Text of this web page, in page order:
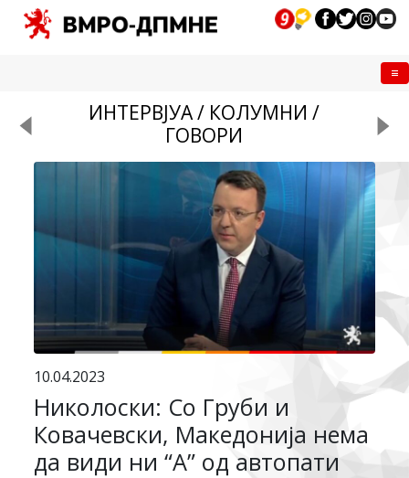
ИНТЕРВЈУА / КОЛУМНИ /
ГОВОРИ
10.04.2023
Николоски: Со Груби и
Ковачевски, Македонија нема
да види ни “А” од автопати